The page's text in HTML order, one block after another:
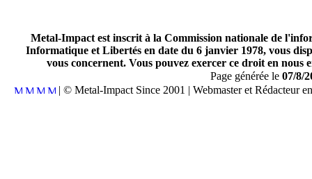
Metal-Impact est inscrit à la Commission nationale de
Informatique et Libertés en date du 6 janvier 1978, vous
vous concernent. Vous pouvez exercer ce droit en
Page générée le 07/8/
| © Metal-Impact Since 2001 | Webmaster et Rédacteur